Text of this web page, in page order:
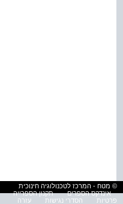
© מטח - המרכז לטכנולוגיה חינוכית
אינדקס הספרים
תקנון הספרייה
פרטיות
הסדרי נגישות עזרה